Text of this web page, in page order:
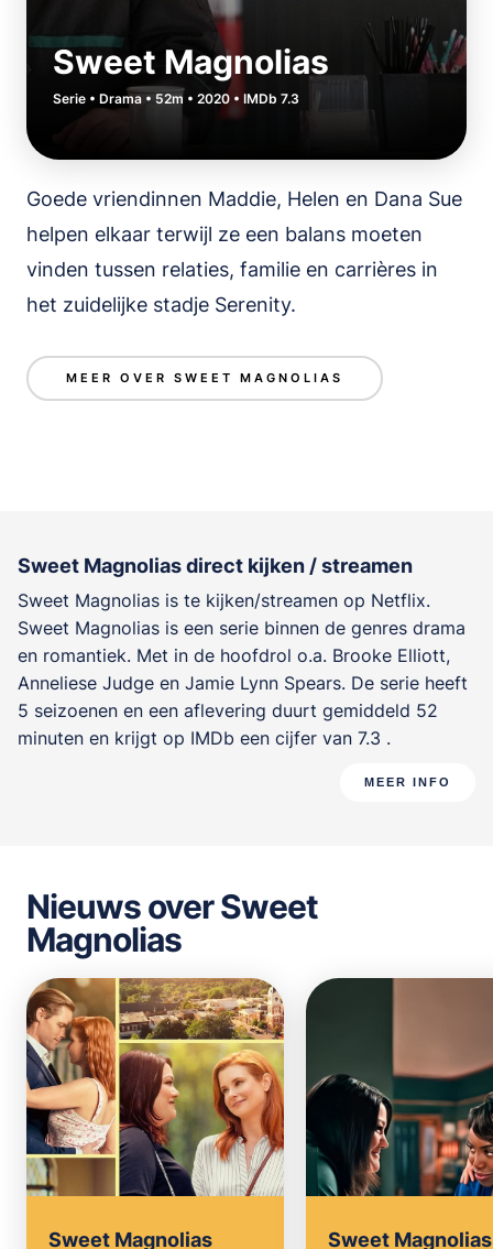
Sweet Magnolias
Serie • Drama • 52m • 2020 • IMDb 7.3
Goede vriendinnen Maddie, Helen en Dana Sue
helpen elkaar terwijl ze een balans moeten
vinden tussen relaties, familie en carrières in
het zuidelijke stadje Serenity.
MEER OVER SWEET MAGNOLIAS
Sweet Magnolias direct kijken / streamen
Sweet Magnolias is te kijken/streamen op Netflix.
Sweet Magnolias is een serie binnen de genres drama
en romantiek. Met in de hoofdrol o.a. Brooke Elliott,
Anneliese Judge en Jamie Lynn Spears. De serie heeft
5 seizoenen en een aflevering duurt gemiddeld 52
minuten en krijgt op IMDb een cijfer van 7.3 .
MEER INFO
Nieuws over Sweet
Magnolias
Sweet Magnolias
Sweet Magnolias